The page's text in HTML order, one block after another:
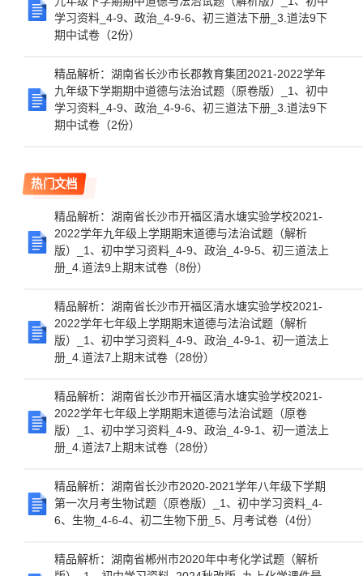
学习资料_4-9、政治_4-9-6、初三道法下册_3.道法9下
期中试卷（2份）
精品解析：湖南省长沙市长郡教育集团2021-2022学年
九年级下学期期中道德与法治试题（原卷版）_1、初中
学习资料_4-9、政治_4-9-6、初三道法下册_3.道法9下
期中试卷（2份）
热门文档
精品解析：湖南省长沙市开福区清水塘实验学校2021-
2022学年九年级上学期期末道德与法治试题（解析
版）_1、初中学习资料_4-9、政治_4-9-5、初三道法上
册_4.道法9上期末试卷（8份）
精品解析：湖南省长沙市开福区清水塘实验学校2021-
2022学年七年级上学期期末道德与法治试题（解析
版）_1、初中学习资料_4-9、政治_4-9-1、初一道法上
册_4.道法7上期末试卷（28份）
精品解析：湖南省长沙市开福区清水塘实验学校2021-
2022学年七年级上学期期末道德与法治试题（原卷
版）_1、初中学习资料_4-9、政治_4-9-1、初一道法上
册_4.道法7上期末试卷（28份）
精品解析：湖南省长沙市2020-2021学年八年级下学期
第一次月考生物试题（原卷版）_1、初中学习资料_4-
6、生物_4-6-4、初二生物下册_5、月考试卷（4份）
精品解析：湖南省郴州市2020年中考化学试题（解析